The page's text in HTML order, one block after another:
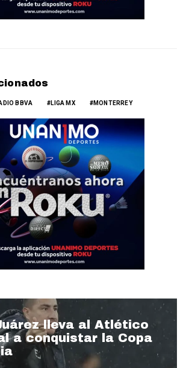
BBVA LIGA MX MONTERREY
lleva al Atlético
a conquistar la Copa